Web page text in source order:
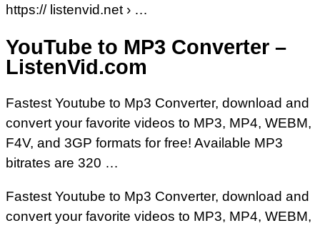
https:// listenvid.net › …
YouTube to MP3 Converter –
ListenVid.com
Fastest Youtube to Mp3 Converter, download and
convert your favorite videos to MP3, MP4, WEBM,
F4V, and 3GP formats for free! Available MP3
bitrates are 320 …
Fastest Youtube to Mp3 Converter, download and
convert your favorite videos to MP3, MP4, WEBM,